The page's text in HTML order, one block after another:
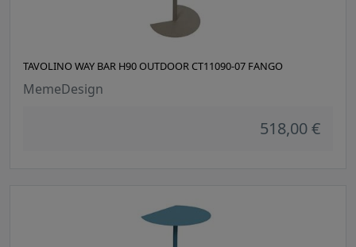
TAVOLINO WAY BAR H90 OUTDOOR CT11090-07 FANGO
MemeDesign
518,00 €